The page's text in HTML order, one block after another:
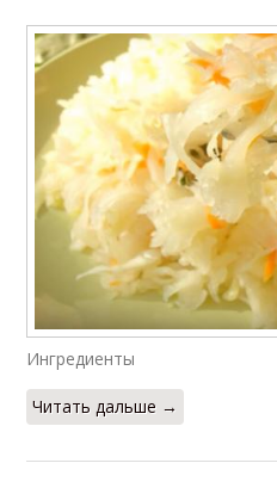
Ингредиенты
Читать дальше →